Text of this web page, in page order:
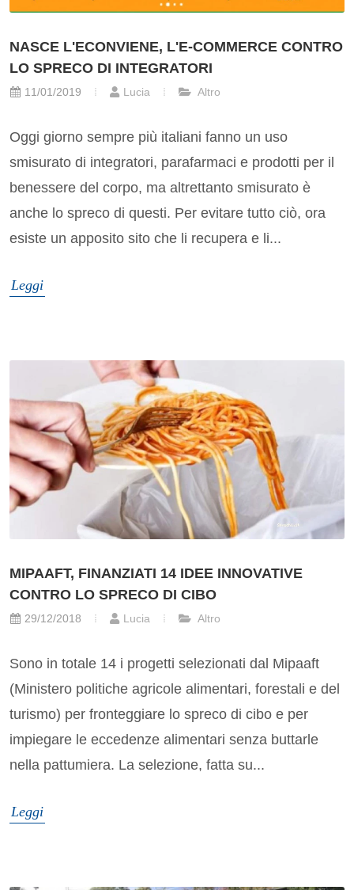
NASCE L'ECONVIENE, L'E-COMMERCE CONTRO
LO SPRECO DI INTEGRATORI
11/01/2019 Lucia Altro
Oggi giorno sempre più italiani fanno un uso
smisurato di integratori, parafarmaci e prodotti per il
benessere del corpo, ma altrettanto smisurato è
anche lo spreco di questi. Per evitare tutto ciò, ora
esiste un apposito sito che li recupera e li...
Leggi
MIPAAFT, FINANZIATI 14 IDEE INNOVATIVE
CONTRO LO SPRECO DI CIBO
29/12/2018 Lucia Altro
Sono in totale 14 i progetti selezionati dal Mipaaft
(Ministero politiche agricole alimentari, forestali e del
turismo) per fronteggiare lo spreco di cibo e per
impiegare le eccedenze alimentari senza buttarle
nella pattumiera. La selezione, fatta su...
Leggi